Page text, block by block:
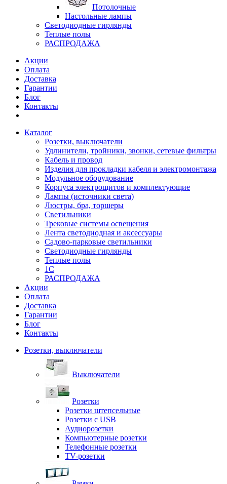
Потолочные
Настольные лампы
Светодиодные гирлянды
Теплые полы
РАСПРОДАЖА
Акции
Оплата
Доставка
Гарантии
Блог
Контакты
Каталог
Розетки, выключатели
Удлинители, тройники, звонки, сетевые фильтры
Кабель и провод
Изделия для прокладки кабеля и электромонтажа
Модульное оборудование
Корпуса электрощитов и комплектующие
Лампы (источники света)
Люстры, бра, торшеры
Светильники
Трековые системы освещения
Лента светодиодная и аксессуары
Садово-парковые светильники
Светодиодные гирлянды
Теплые полы
1С
РАСПРОДАЖА
Акции
Оплата
Доставка
Гарантии
Блог
Контакты
Розетки, выключатели
Выключатели
Розетки
Розетки штепсельные
Розетки с USB
Аудиорозетки
Компьютерные розетки
Телефонные розетки
TV-розетки